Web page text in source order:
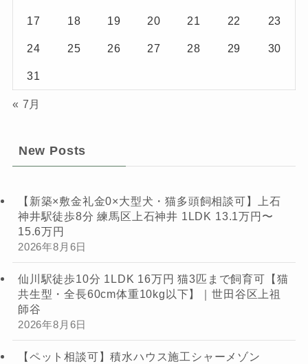
17 18 19 20 21 22 23
24 25 26 27 28 29 30
31
« 7月
New Posts
【新築×敷金礼金0×大型犬・猫多頭飼相談可】上石
神井駅徒歩8分 練馬区上石神井 1LDK 13.1万円〜
15.6万円
2026年8月6日
仙川駅徒歩10分 1LDK 16万円 猫3匹まで飼育可【猫
共生型・全長60cm体重10kg以下】｜世田谷区上祖
師谷
2026年8月6日
【ペット相談可】積水ハウス施工シャーメゾン